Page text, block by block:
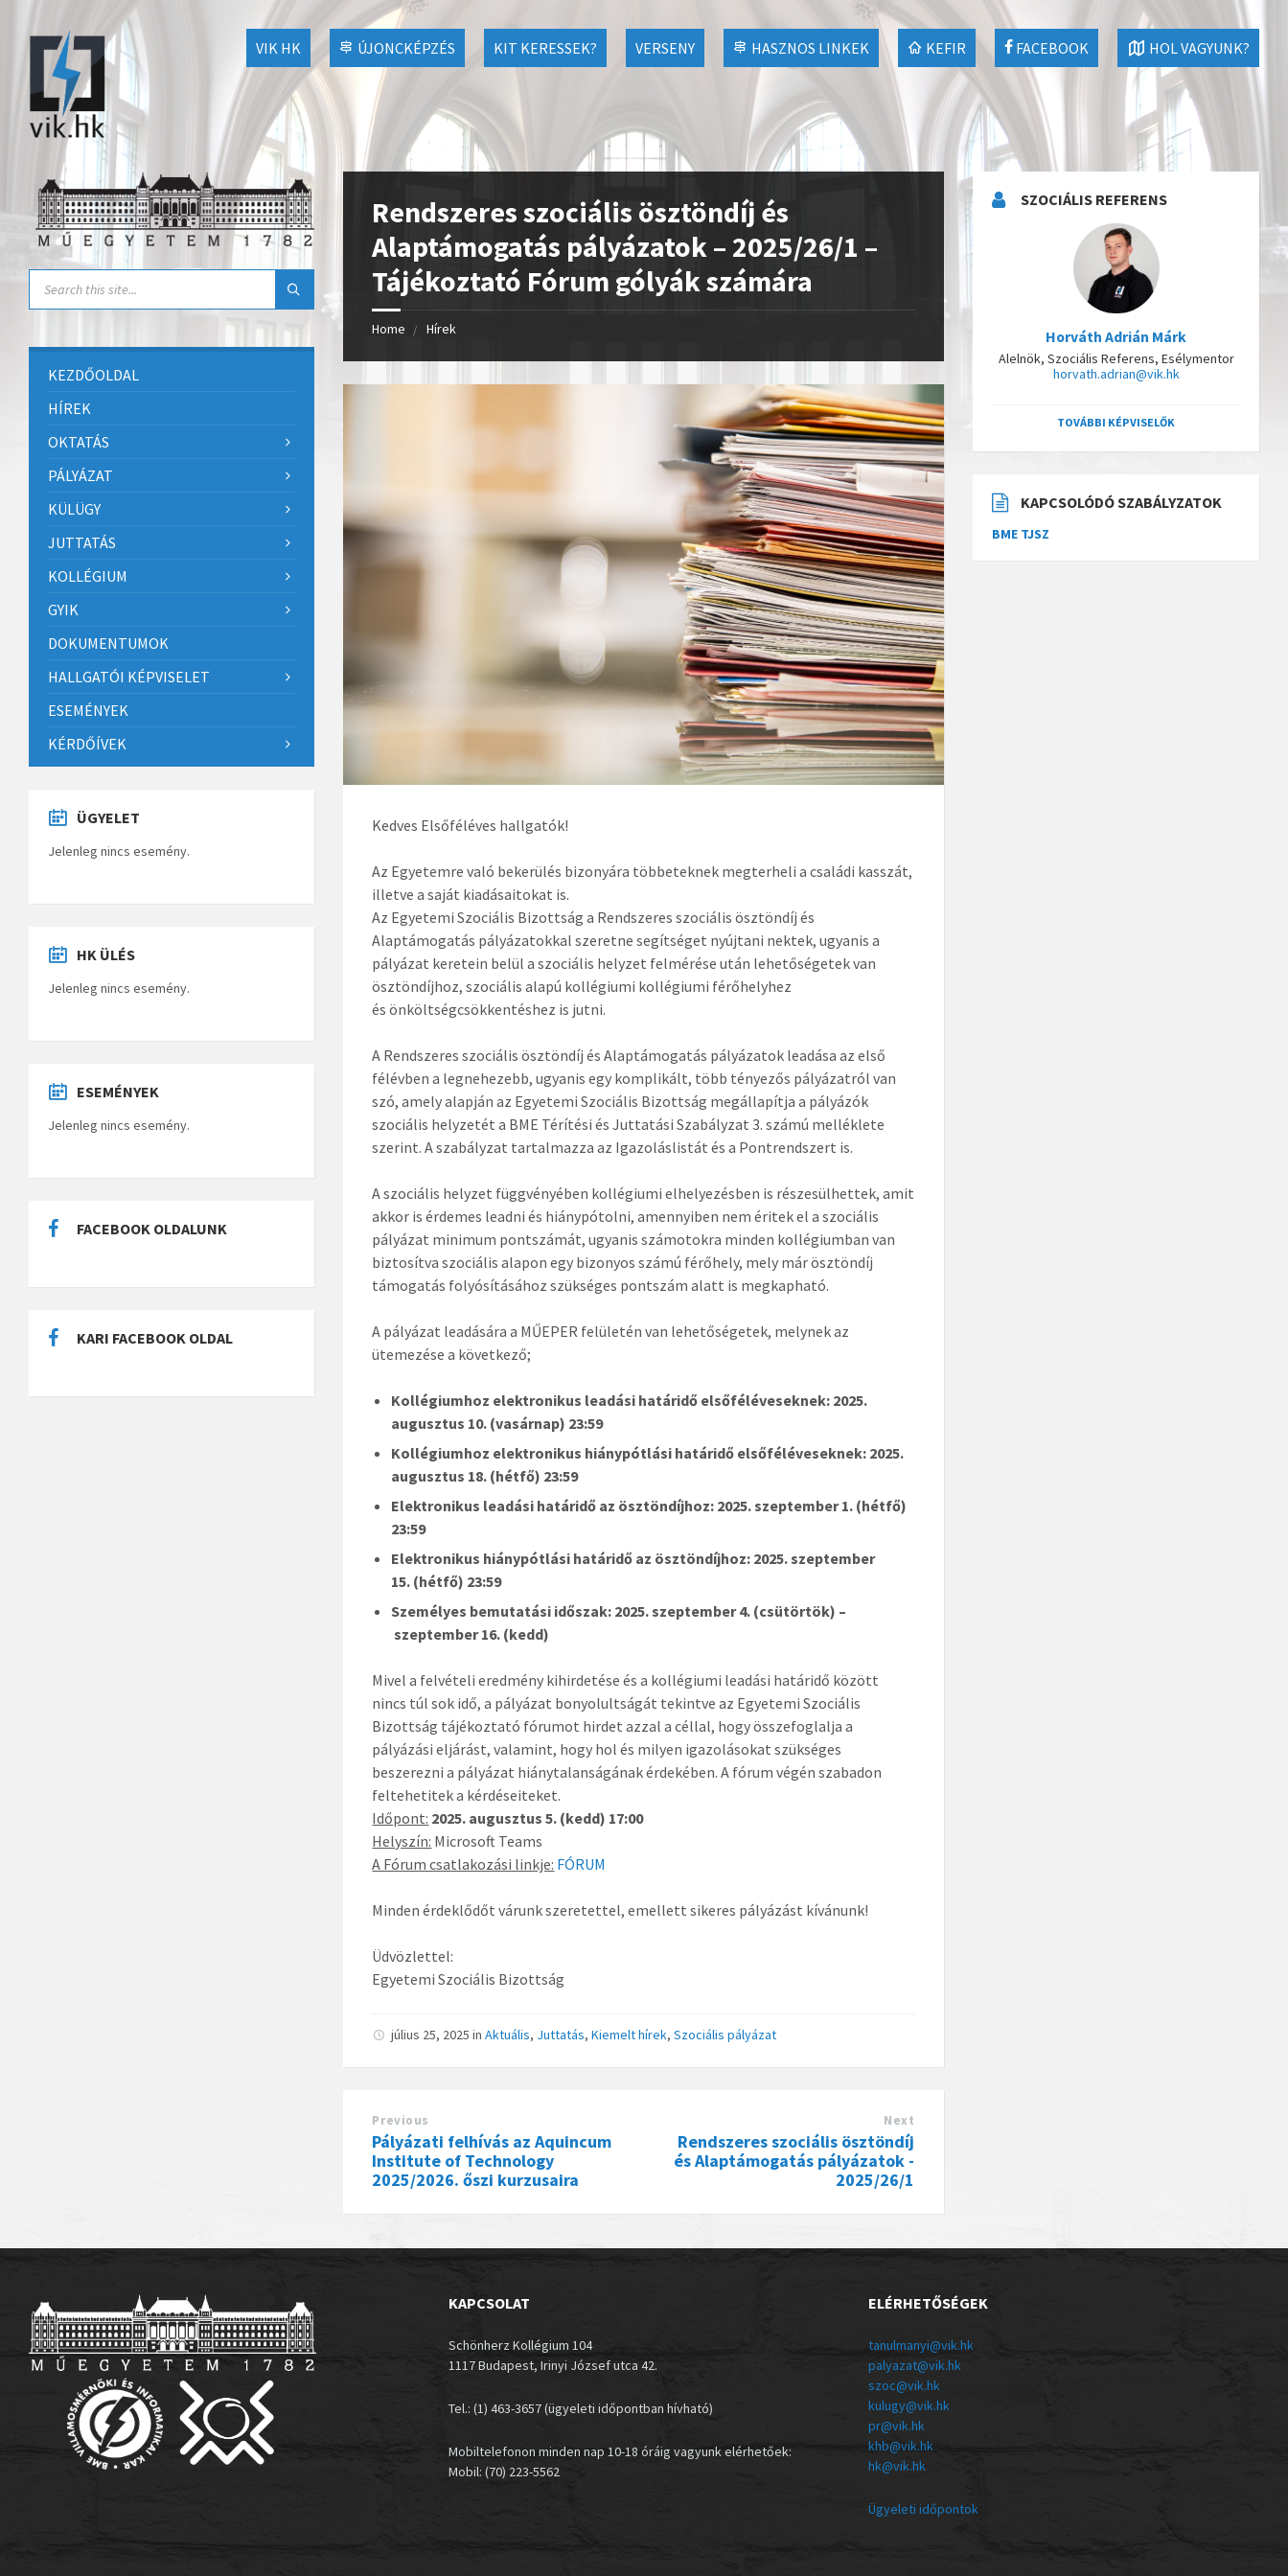
VIK HK ÚJONCKÉPZÉS KIT KERESSEK? VERSENY HASZNOS LINKEK KEFIR FACEBOOK HOL VAGYUNK?
Rendszeres szociális ösztöndíj és
Alaptámogatás pályázatok – 2025/26/1 –
Tájékoztató Fórum gólyák számára
Home Hírek
Kedves Elsőféléves hallgatók!
Az Egyetemre való bekerülés bizonyára többeteknek megterheli a családi kasszát,
illetve a saját kiadásaitokat is.
Az Egyetemi Szociális Bizottság a Rendszeres szociális ösztöndíj és
Alaptámogatás pályázatokkal szeretne segítséget nyújtani nektek, ugyanis a
pályázat keretein belül a szociális helyzet felmérése után lehetőségetek van
ösztöndíjhoz, szociális alapú kollégiumi kollégiumi férőhelyhez
és önköltségcsökkentéshez is jutni.
A Rendszeres szociális ösztöndíj és Alaptámogatás pályázatok leadása az első
félévben a legnehezebb, ugyanis egy komplikált, több tényezős pályázatról van
szó, amely alapján az Egyetemi Szociális Bizottság megállapítja a pályázók
szociális helyzetét a BME Térítési és Juttatási Szabályzat 3. számú melléklete
szerint. A szabályzat tartalmazza az Igazoláslistát és a Pontrendszert is.
A szociális helyzet függvényében kollégiumi elhelyezésben is részesülhettek, amit
akkor is érdemes leadni és hiánypótolni, amennyiben nem éritek el a szociális
pályázat minimum pontszámát, ugyanis számotokra minden kollégiumban van
biztosítva szociális alapon egy bizonyos számú férőhely, mely már ösztöndíj
támogatás folyósításához szükséges pontszám alatt is megkapható.
A pályázat leadására a MŰEPER felületén van lehetőségetek, melynek az
ütemezése a következő;
Kollégiumhoz elektronikus leadási határidő elsőféléveseknek: 2025.
augusztus 10. (vasárnap) 23:59
Kollégiumhoz elektronikus hiánypótlási határidő elsőféléveseknek: 2025.
augusztus 18. (hétfő) 23:59
Elektronikus leadási határidő az ösztöndíjhoz: 2025. szeptember 1. (hétfő)
23:59
Elektronikus hiánypótlási határidő az ösztöndíjhoz: 2025. szeptember
15. (hétfő) 23:59
Személyes bemutatási időszak: 2025. szeptember 4. (csütörtök) –
szeptember 16. (kedd)
Mivel a felvételi eredmény kihirdetése és a kollégiumi leadási határidő között
nincs túl sok idő, a pályázat bonyolultságát tekintve az Egyetemi Szociális
Bizottság tájékoztató fórumot hirdet azzal a céllal, hogy összefoglalja a
pályázási eljárást, valamint, hogy hol és milyen igazolásokat szükséges
beszerezni a pályázat hiánytalanságának érdekében. A fórum végén szabadon
feltehetitek a kérdéseiteket.
Időpont: 2025. augusztus 5. (kedd) 17:00
Helyszín: Microsoft Teams
A Fórum csatlakozási linkje: FÓRUM
Minden érdeklődőt várunk szeretettel, emellett sikeres pályázást kívánunk!
Üdvözlettel:
Egyetemi Szociális Bizottság
július 25, 2025inAktuális, Juttatás,Kiemelt hírek,Szociális pályázat
Previous
Pályázati felhívás az Aquincum
Institute of Technology
2025/2026. őszi kurzusaira
Next
Rendszeres szociális ösztöndíj
és Alaptámogatás pályázatok -
2025/26/1
KEZDŐOLDAL
HÍREK
OKTATÁS
PÁLYÁZAT
KÜLÜGY
JUTTATÁS
KOLLÉGIUM
GYIK
DOKUMENTUMOK
HALLGATÓI KÉPVISELET
ESEMÉNYEK
KÉRDŐÍVEK
ÜGYELET
Jelenleg nincs esemény.
HK ÜLÉS
Jelenleg nincs esemény.
ESEMÉNYEK
Jelenleg nincs esemény.
FACEBOOK OLDALUNK
KARI FACEBOOK OLDAL
SZOCIÁLIS REFERENS
Horváth Adrián Márk
Alelnök, Szociális Referens, Esélymentor
horvath.adrian@vik.hk
TOVÁBBI KÉPVISELŐK
KAPCSOLÓDÓ SZABÁLYZATOK
BME TJSZ
KAPCSOLAT
Schönherz Kollégium 104
1117 Budapest, Irinyi József utca 42.
Tel.: (1) 463-3657 (ügyeleti időpontban hívható)
Mobiltelefonon minden nap 10-18 óráig vagyunk elérhetőek:
Mobil: (70) 223-5562
ELÉRHETŐSÉGEK
tanulmanyi@vik.hk
palyazat@vik.hk
szoc@vik.hk
kulugy@vik.hk
pr@vik.hk
khb@vik.hk
hk@vik.hk
Ügyeleti időpontok